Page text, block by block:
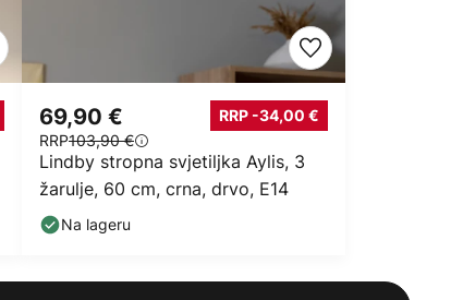
69,90 €
RRP103,90 €
RRP -34,00 €
Lindby stropna svjetiljka Aylis, 3
žarulje, 60 cm, crna, drvo, E14
Na lageru